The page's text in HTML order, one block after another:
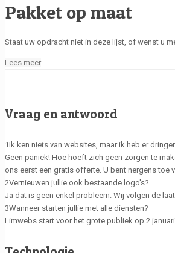
Pakket op maat
Staat uw opdracht niet in deze lijst, of wenst u
Lees meer
Vraag en antwoord
1Ik ken niets van websites, maar ik heb er
Geen paniek! Hoe hoeft zich geen zorgen te
ons eerst een gratis offerte. U bent nergens toe
2Vernieuwen jullie ook bestaande logo's?
Ja dat is geen enkel probleem. Wij volgen de
3Wanneer starten jullie met alle diensten?
Limwebs start voor het grote publiek op 2